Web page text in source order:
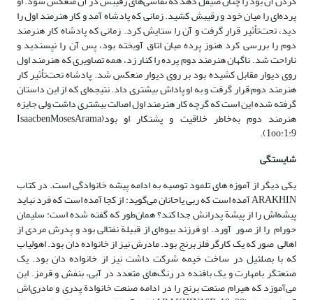
پرده‌ای را میان خود و رقیبش کشید. زمانی که پادشاه آمد و کار هنرمند اول را
دید، تحت‌تأثیر قرار گرفت و آن را ستایش کرد. زمانی که پادشاه کار هنرمند
دوم را بررسی کرد هنوز پرده میان اتاق آویخته بود، پس آن را نپسندید و
ناراحت شد. ناگهان هنرمند دوم پرده را کنار زد، همه تصاویری که هنرمند اول
روی دیوار مقابل کشیده بود بر روی دیوار منعکس شد. پادشاه تحت‌تأثیر کار
هنرمند دوم قرار گرفت و به او پاداش بیشتری داد. نتیجه‌ای که از این داستان
گرفته شده این است که گرچه کار هنرمند اول اصالت بیشتری داشت ولی جایزه
هنرمند دوم به‌خاطر خلاقیت و پشتکار او بود(IsaacbenMosesArama
1oo:1:9).
شایستگی
یکی دیگر از آموزه های تلمود توصیه به ادامه پیشه خانوادگی است. در کتاب
ARAKHIN آمده است که ربی یاحانان می‌گوید: از کجا آمده است که فرد نباید
پیشه‌اش را از پیشة پدرانش جدا کند؟ همان‌طور که گفته شده است: سلیمان
حورام را از صور آورد. او فرزند بیوه‌ای از قبیلة نفتالی بود و پدرش مردی از
اهالی صور که یک کارگر فلز برنج بود. مادرش نیز از خانواده دان بود. اهولیاب
که با بصلئیل در ساخت خیمه شرکت داشت نیز از خانواده دان بود. یک
صنعتگر بامهارت و یک بافنده در رنگ‌های متعدد در آبی، بنفش و قرمز. این
می‌آموزد که هیرام صنعت برنج را در ادامه صنعت خانوادة پدری و مادری‌اش